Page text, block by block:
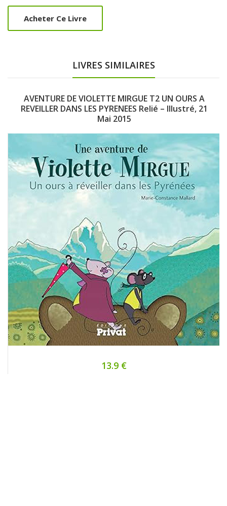
Acheter Ce Livre
LIVRES SIMILAIRES
AVENTURE DE VIOLETTE MIRGUE T2 UN OURS A
REVEILLER DANS LES PYRENEES Relié – Illustré, 21
Mai 2015
13.9 €